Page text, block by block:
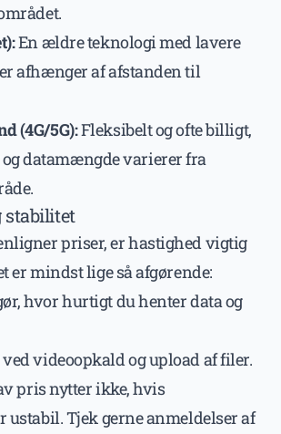
En ældre teknologi med lavere
afhænger af afstanden til
(4G/5G):Fleksibelt og ofte billigt,
datamængde varierer fra
stabilitet
priser, er hastighed vigtig
er mindst lige så afgørende:
hvor hurtigt du henter data og
videoopkald og upload af filer.
pris nytter ikke, hvis
ustabil. Tjek gerne anmeldelser af